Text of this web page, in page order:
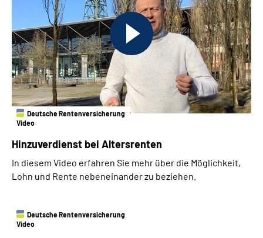
Deutsche Rentenversicherung
Video
Hinzuverdienst bei Altersrenten
In diesem Video erfahren Sie mehr über die Möglichkeit,
Lohn und Rente nebeneinander zu beziehen.
Deutsche Rentenversicherung
Video